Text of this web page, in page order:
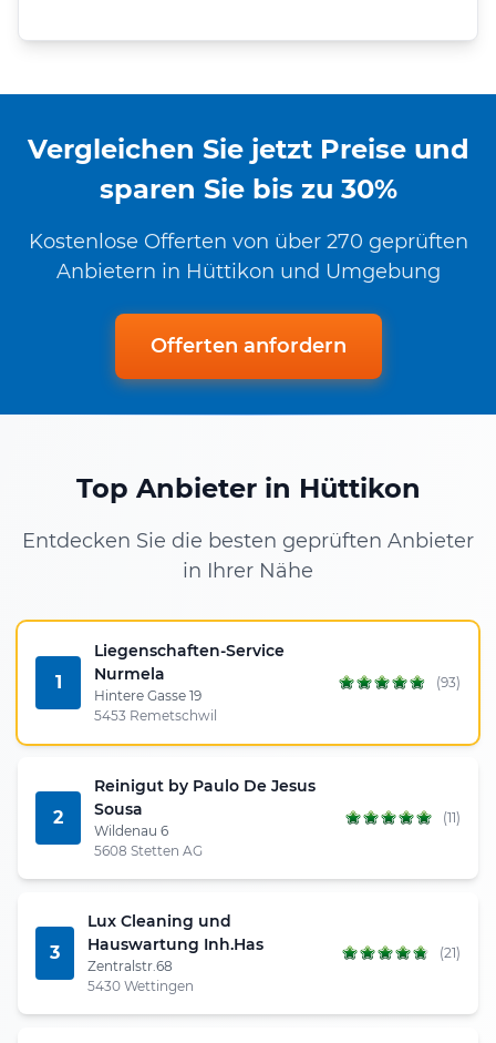
Vergleichen Sie jetzt Preise und
sparen Sie bis zu 30%
Kostenlose Offerten von über 270 geprüften
Anbietern in Hüttikon und Umgebung
Offerten anfordern
Top Anbieter in Hüttikon
Entdecken Sie die besten geprüften Anbieter
in Ihrer Nähe
1
Liegenschaften-Service
Nurmela
Hintere Gasse 19
5453 Remetschwil
(93)
2
Reinigut by Paulo De Jesus
Sousa
Wildenau 6
5608 Stetten AG
(11)
3
Lux Cleaning und
Hauswartung Inh.Has
Zentralstr.68
5430 Wettingen
(21)